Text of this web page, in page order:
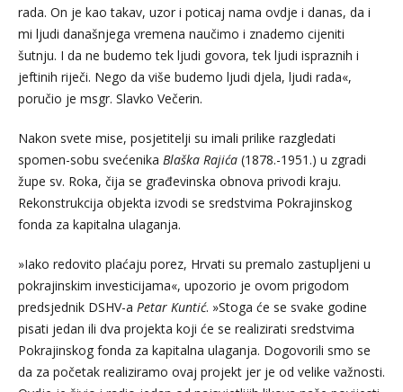
rada. On je kao takav, uzor i poticaj nama ovdje i danas, da i
mi ljudi današnjega vremena naučimo i znademo cijeniti
šutnju. I da ne budemo tek ljudi govora, tek ljudi ispraznih i
jeftinih riječi. Nego da više budemo ljudi djela, ljudi rada«,
poručio je msgr. Slavko Večerin.
Nakon svete mise, posjetitelji su imali prilike razgledati
spomen-sobu svećenika Blaška Rajića (1878.-1951.) u zgradi
župe sv. Roka, čija se građevinska obnova privodi kraju.
Rekonstrukcija objekta izvodi se sredstvima Pokrajinskog
fonda za kapitalna ulaganja.
»Iako redovito plaćaju porez, Hrvati su premalo zastupljeni u
pokrajinskim investicijama«, upozorio je ovom prigodom
predsjednik DSHV-a Petar Kuntić. »Stoga će se svake godine
pisati jedan ili dva projekta koji će se realizirati sredstvima
Pokrajinskog fonda za kapitalna ulaganja. Dogovorili smo se
da za početak realiziramo ovaj projekt jer je od velike važnosti.